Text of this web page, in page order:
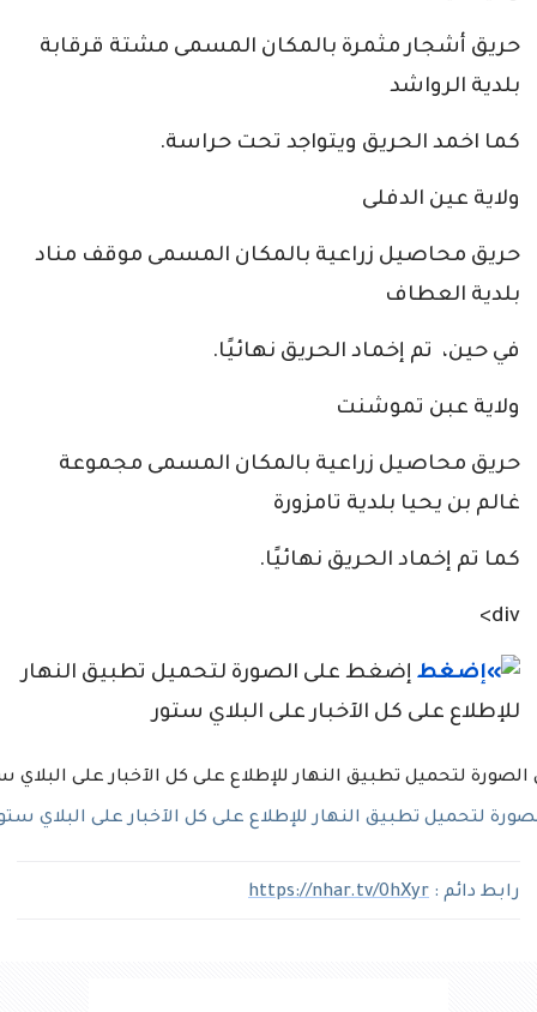
حريق أشجار مثمرة بالمكان المسمى مشتة قرقابة
بلدية الرواشد
كما اخمد الحريق ويتواجد تحت حراسة.
ولاية عين الدفلى
حريق محاصيل زراعية بالمكان المسمى موقف مناد
بلدية العطاف
في حين، تم إخماد الحريق نهائيًا.
ولاية عبن تموشنت
حريق محاصيل زراعية بالمكان المسمى مجموعة
غالم بن يحيا بلدية تامزورة
كما تم إخماد الحريق نهائيًا.
div>
إضغط على الصورة لتحميل تطبيق النهار
للإطلاع على كل الآخبار على البلاي ستور
لتحميل تطبيق النهار للإطلاع على كل الآخبار على البلاي
رابط دائم : https://nhar.tv/0hXyr